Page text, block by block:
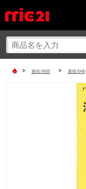
> 書籍/雑貨 > 書籍/DVD